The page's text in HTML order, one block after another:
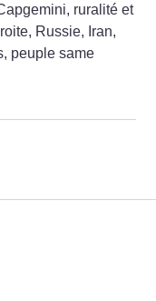
ruralité et
Russie, Iran,
peuple same